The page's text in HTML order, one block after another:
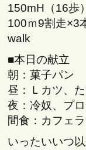
150mH（16歩）
100ｍ9割走×3
walk
■本日の献立
朝：菓子パン
昼：Ｌカツ、
夜：冷奴、プ
間食：カフェ
いったいいつ